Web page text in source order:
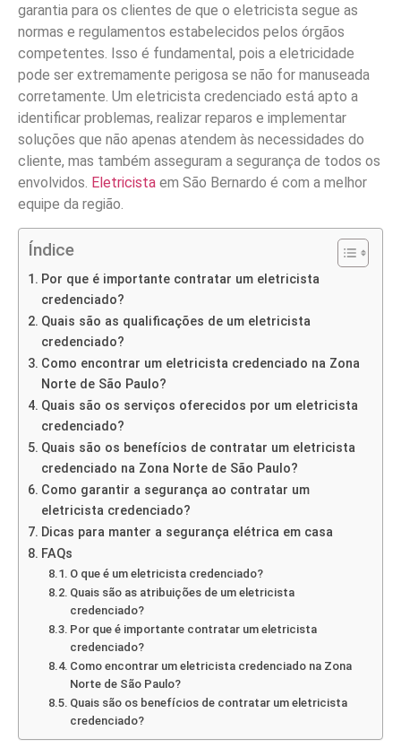
garantia para os clientes de que o eletricista segue as
normas e regulamentos estabelecidos pelos órgãos
competentes. Isso é fundamental, pois a eletricidade
pode ser extremamente perigosa se não for manuseada
corretamente. Um eletricista credenciado está apto a
identificar problemas, realizar reparos e implementar
soluções que não apenas atendem às necessidades do
cliente, mas também asseguram a segurança de todos os
envolvidos. Eletricista em São Bernardo é com a melhor
equipe da região.
Índice
Por que é importante contratar um eletricista
credenciado?
Quais são as qualificações de um eletricista
credenciado?
Como encontrar um eletricista credenciado na Zona
Norte de São Paulo?
Quais são os serviços oferecidos por um eletricista
credenciado?
Quais são os benefícios de contratar um eletricista
credenciado na Zona Norte de São Paulo?
Como garantir a segurança ao contratar um
eletricista credenciado?
Dicas para manter a segurança elétrica em casa
FAQs
O que é um eletricista credenciado?
Quais são as atribuições de um eletricista
credenciado?
Por que é importante contratar um eletricista
credenciado?
Como encontrar um eletricista credenciado na Zona
Norte de São Paulo?
Quais são os benefícios de contratar um eletricista
credenciado?